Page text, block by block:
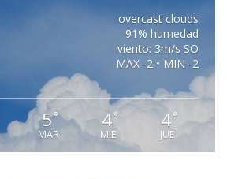
overcast clouds
91% humedad
viento: 3m/s SO
MAX -2 • MIN -2
5°
MAR
4°
MIE
4°
JUE